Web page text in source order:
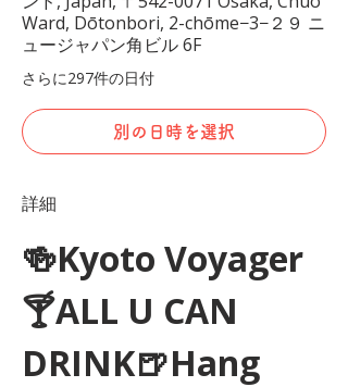
Ward, Dōtonbori, 2-chōme−3−２９ ニ
ュージャパン角ビル 6F
さらに297件の日付
別の日時を選択
詳細
🍻Kyoto Voyager
🍸ALL U CAN
DRINK🍺Hang